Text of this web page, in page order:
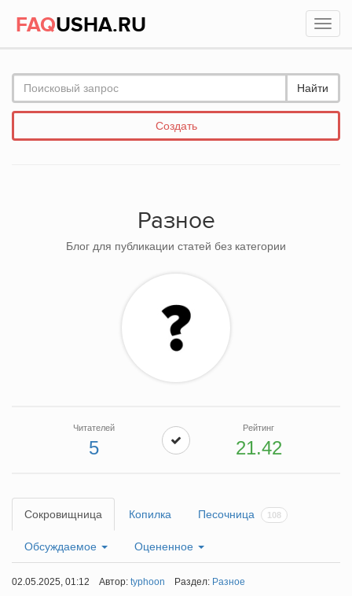
FAQUSHA.RU
Найти
Создать
Разное
Блог для публикации статей без категории
Читателей
5
Рейтинг
21.42
Сокровищница Копилка Песочница 108
Обсуждаемое Оцененное
02.05.2025, 01:12 Автор: typhoon Раздел: Разное